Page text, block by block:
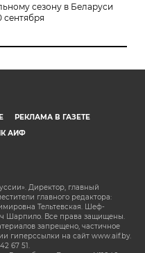
сезону в Беларуси
сентября
РЕКЛАМА В ГАЗЕТЕ
АИФ
Директор, главный
главного редактора:
Тельтевская. Шеф-
Шарпило. Все права защищены.
запрещено, частичное
гиперссылки на сайт www.aif.by.
67 51.